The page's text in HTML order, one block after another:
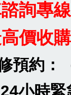
詢專線
價收
預約：
小時緊